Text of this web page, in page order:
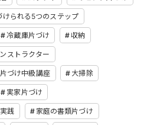
けられる5つのステップ
冷蔵庫片づけ 収納
ストラクター
づけ中級講座 大掃除
実家片づけ
践 家庭の書類片づけ